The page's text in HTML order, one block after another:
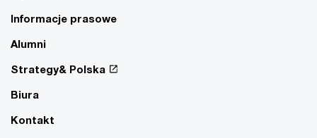
Informacje prasowe
Alumni
Strategy& Polska
Biura
Kontakt